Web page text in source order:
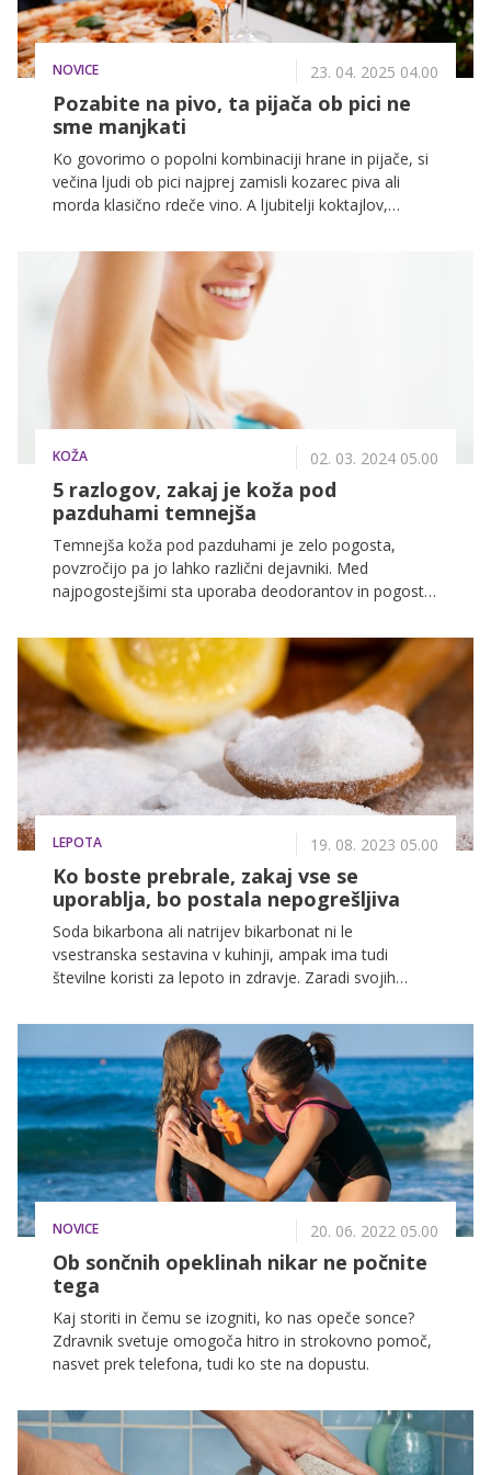
NOVICE 23. 04. 2025 04.00
Pozabite na pivo, ta pijača ob pici ne
sme manjkati
Ko govorimo o popolni kombinaciji hrane in pijače, si
večina ljudi ob pici najprej zamisli kozarec piva ali
morda klasično rdeče vino. A ljubitelji koktajlov,
različnim vrstam pic. S pravo mešanico okusov lahko
iz preprostega obroka nastane prava gurmanska
izkušnja. V nadaljevanju vam predstavljamo pet
koktajlov, ki se odlično dopolnjujejo s pico.
KOŽA 02. 03. 2024 05.00
5 razlogov, zakaj je koža pod
pazduhami temnejša
Temnejša koža pod pazduhami je zelo pogosta,
povzročijo pa jo lahko različni dejavniki. Med
najpogostejšimi sta uporaba deodorantov in pogosto
hiperpigmentacija, trenje, ki ga povzročajo tesna
oblačila, in nabiranje odmrlih kožnih celic. V nekaterih,
sicer redkejših primerih, pa je temnejša barve kože
pod pazduhami lahko povezana tudi z zdravjem.
LEPOTA 19. 08. 2023 05.00
Ko boste prebrale, zakaj vse se
uporablja, bo postala nepogrešljiva
Soda bikarbona ali natrijev bikarbonat ni le
vsestranska sestavina v kuhinji, ampak ima tudi
številne koristi za lepoto in zdravje. Zaradi svojih
različne lepotne tretmaje.
NOVICE 20. 06. 2022 05.00
Ob sončnih opeklinah nikar ne počnite
tega
Kaj storiti in čemu se izogniti, ko nas opeče sonce?
Zdravnik svetuje omogoča hitro in strokovno pomoč,
nasvet prek telefona, tudi ko ste na dopustu.